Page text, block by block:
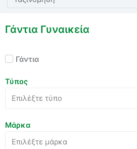
Γάντια Γυναικεία
Γάντια
Τύπος
Επιλέξτε τύπο
Μάρκα
Επιλέξτε μάρκα